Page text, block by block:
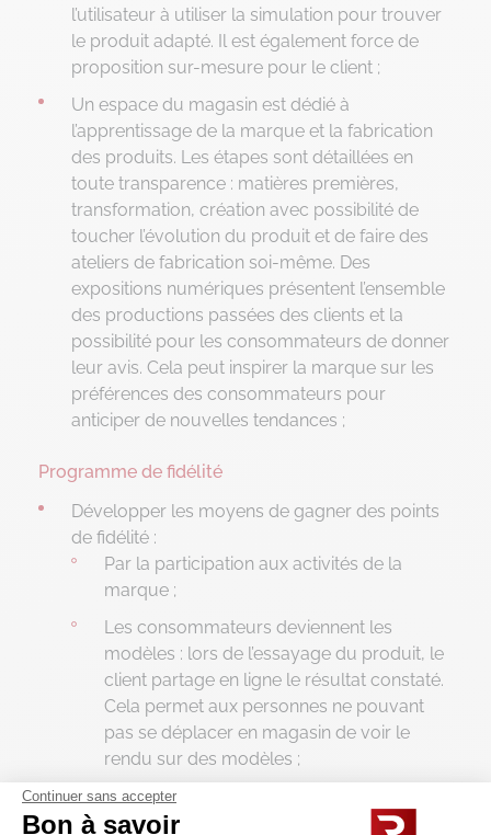
l’utilisateur à utiliser la simulation pour trouver
le produit adapté. Il est également force de
proposition sur-mesure pour le client ;
Un espace du magasin est dédié à
l’apprentissage de la marque et la fabrication
des produits. Les étapes sont détaillées en
toute transparence : matières premières,
transformation, création avec possibilité de
toucher l’évolution du produit et de faire des
ateliers de fabrication soi-même. Des
expositions numériques présentent l’ensemble
des productions passées des clients et la
possibilité pour les consommateurs de donner
leur avis. Cela peut inspirer la marque sur les
préférences des consommateurs pour
anticiper de nouvelles tendances ;
Programme de fidélité
Développer les moyens de gagner des points
de fidélité :
Par la participation aux activités de la
marque ;
Les consommateurs deviennent les
modèles : lors de l’essayage du produit, le
client partage en ligne le résultat constaté.
Cela permet aux personnes ne pouvant
pas se déplacer en magasin de voir le
rendu sur des modèles ;
La complétion de questionnaires ;
Continuer sans accepter
Bon à savoir